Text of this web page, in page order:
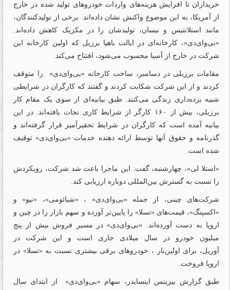
خریداران تا افزایش هزینه‌های واردات خودروهای تولید شده در خارج
از آمریکا، به این موضوع واکنش نشان داده‌اند. برخی از تولیدکنندگان،
مانند استلانتیس و نیسان، تولیدشان را در مکزیک کاهش داده‌اند.
«بی‌وای‌دی»، کارخانه‌ای در ایالت باهیا برزیل که اولین کارخانه این
شرکت در خارج از آسیا محسوب می‌شود، افتتاح می‌کند.
مقامات برزیلی در دسامبر، ساخت کارخانه «بی‌وای‌دی» را متوقف
کردند و از این شرکت شکایت کردند و گفتند که کارگران در شرایطی
شبیه برده‌داری زندگی می‌کنند. طبق بیانیه‌ای از سوی یک مقام کار
برزیلی، بیش از ۱۶۰ کارگر از شرایط کاری نجات یافته‌اند. در این
بیانیه آمده است که کارگران در شرایط تحقیرآمیز قرار گرفته‌اند و
گذرنامه و حقوق آنها توسط ارائه دهنده خدمات «بی‌وای‌دی» توقیف
شده است.
«استلا لی»، چهارشنبه، گفت: این ماجرا باعث شد شرکت، رویکردش
را نسبت به گسترش بین‌المللی دوباره ارزیابی کند.
شرکت‌های چینی، از جمله «بی‌وای‌دی» ، «شیائومی»، «نیو» و
«اکسپنگ»، قیمت‌های «تسلا» را پایین‌تر آورده و سهم بازار را در چین و
اروپا به دست آورده‌اند. «بی‌وای‌دی» در مسیر فروش بیش از پنج
میلیون خودرو در سال میلادی جاری است و این شرکت در
آوریل، برای اولین‌بار ، خودروهای برقی بیشتری نسبت به «تسلا» در
اروپا فروخت.
طبق گزارش بیزینس اینسایدر، سهام «بی‌وای‌دی» از ابتدای سال